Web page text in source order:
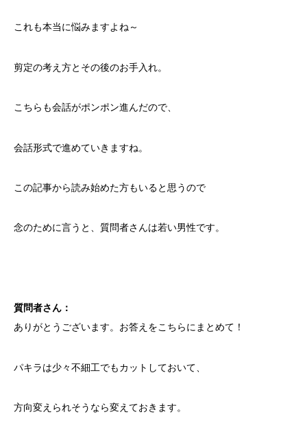
これも本当に悩みますよね～
剪定の考え方とその後のお手入れ。
こちらも会話がポンポン進んだので、
会話形式で進めていきますね。
この記事から読み始めた方もいると思うので
念のために言うと、質問者さんは若い男性です。
質問者さん：
ありがとうございます。お答えをこちらにまとめて！
パキラは少々不細工でもカットしておいて、
方向変えられそうなら変えておきます。